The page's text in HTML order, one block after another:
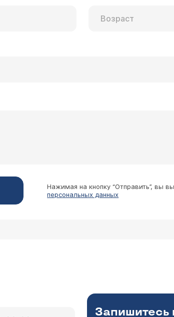
Нажимая на кнопку “Отправить”, вы
персональных данных
Запишитесь